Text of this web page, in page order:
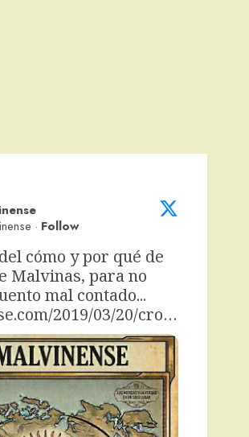
· Follow
cómo y por qué de
Malvinas, para no
2019/03/20/cro…